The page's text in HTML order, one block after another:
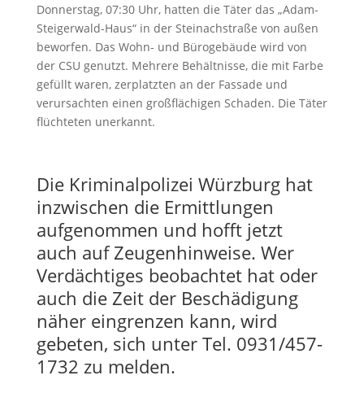
Donnerstag, 07:30 Uhr, hatten die Täter das „Adam-
Steigerwald-Haus“ in der Steinachstraße von außen
beworfen. Das Wohn- und Bürogebäude wird von
der CSU genutzt. Mehrere Behältnisse, die mit Farbe
gefüllt waren, zerplatzten an der Fassade und
verursachten einen großflächigen Schaden. Die Täter
flüchteten unerkannt.
Die Kriminalpolizei Würzburg hat
inzwischen die Ermittlungen
aufgenommen und hofft jetzt
auch auf Zeugenhinweise. Wer
Verdächtiges beobachtet hat oder
auch die Zeit der Beschädigung
näher eingrenzen kann, wird
gebeten, sich unter Tel. 0931/457-
1732 zu melden.